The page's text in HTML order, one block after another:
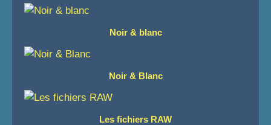
Noir & blanc
Noir & Blanc
Les fichiers RAW